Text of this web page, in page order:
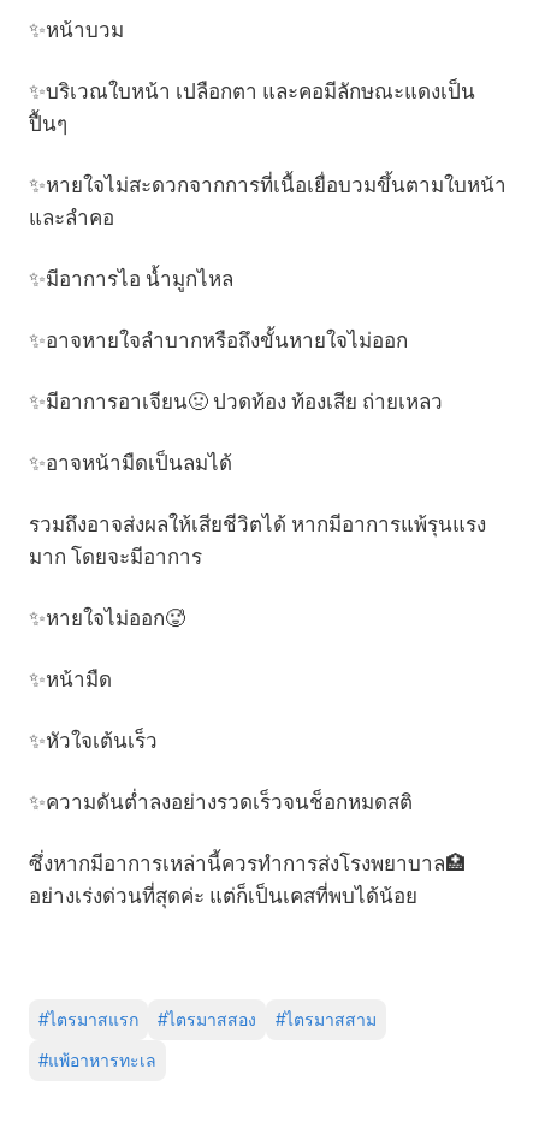
✨หน้าบวม
✨บริเวณใบหน้า เปลือกตา และคอมีลักษณะแดงเป็น
ปื้นๆ
✨หายใจไม่สะดวกจากการที่เนื้อเยื่อบวมขึ้นตามใบหน้า
และลำคอ
✨มีอาการไอ น้ำมูกไหล
✨อาจหายใจลำบากหรือถึงขั้นหายใจไม่ออก
✨มีอาการอาเจียน🤢 ปวดท้อง ท้องเสีย ถ่ายเหลว
✨อาจหน้ามืดเป็นลมได้
รวมถึงอาจส่งผลให้เสียชีวิตได้ หากมีอาการแพ้รุนแรง
มาก โดยจะมีอาการ
✨หายใจไม่ออก🥵
✨หน้ามืด
✨หัวใจเต้นเร็ว
✨ความดันต่ำลงอย่างรวดเร็วจนช็อกหมดสติ
ซึ่งหากมีอาการเหล่านี้ควรทำการส่งโรงพยาบาล🏥
อย่างเร่งด่วนที่สุดค่ะ แต่ก็เป็นเคสที่พบได้น้อย
#ไตรมาสแรก #ไตรมาสสอง #ไตรมาสสาม
#แพ้อาหารทะเล